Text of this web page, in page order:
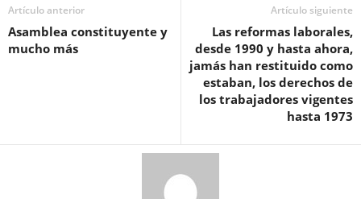
Artículo anterior
Asamblea constituyente y
mucho más
Artículo siguiente
Las reformas laborales,
desde 1990 y hasta ahora,
jamás han restituido como
estaban, los derechos de
los trabajadores vigentes
hasta 1973